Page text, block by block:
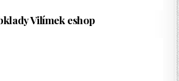
Vilímek eshop